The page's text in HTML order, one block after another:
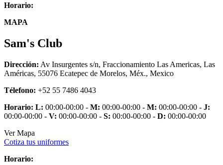
Horario:
MAPA
Sam's Club
Dirección: Av Insurgentes s/n, Fraccionamiento Las Americas, Las
Américas, 55076 Ecatepec de Morelos, Méx., Mexico
Télefono: +52 55 7486 4043
Horario: L: 00:00-00:00 - M: 00:00-00:00 - M: 00:00-00:00 - J:
00:00-00:00 - V: 00:00-00:00 - S: 00:00-00:00 - D: 00:00-00:00
Ver Mapa
Cotiza tus uniformes
Horario: